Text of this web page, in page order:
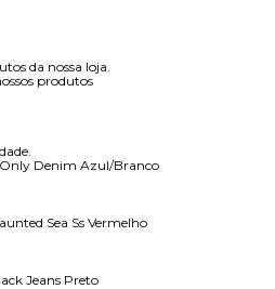
da nossa loja.
produtos
Denim Azul/Branco
Sea Ss Vermelho
Jeans Preto